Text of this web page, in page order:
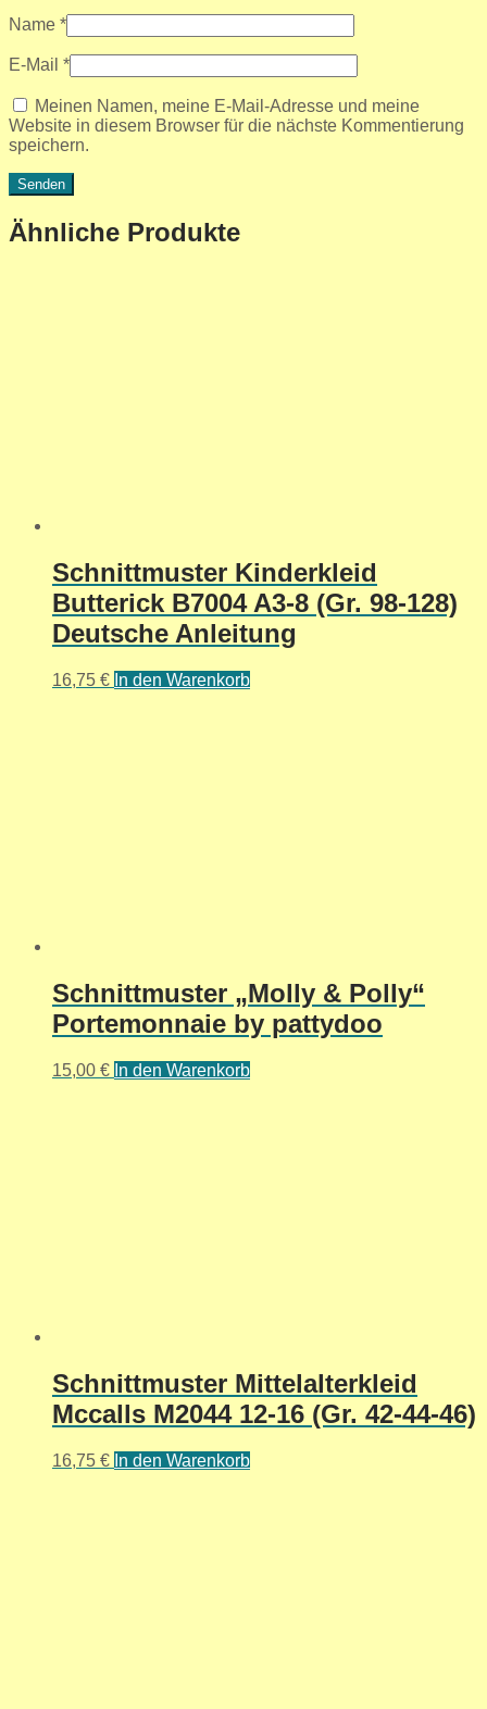
Name *
E-Mail *
Meinen Namen, meine E-Mail-Adresse und meine
Website in diesem Browser für die nächste Kommentierung
speichern.
Ähnliche Produkte
Schnittmuster Kinderkleid
Butterick B7004 A3-8 (Gr. 98-128)
Deutsche Anleitung
16,75 € In den Warenkorb
Schnittmuster „Molly & Polly“
Portemonnaie by pattydoo
15,00 € In den Warenkorb
Schnittmuster Mittelalterkleid
Mccalls M2044 12-16 (Gr. 42-44-46)
16,75 € In den Warenkorb